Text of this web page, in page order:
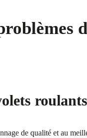
de qualité et au